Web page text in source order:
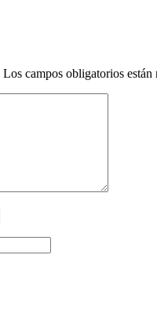
Los campos obligatorios están